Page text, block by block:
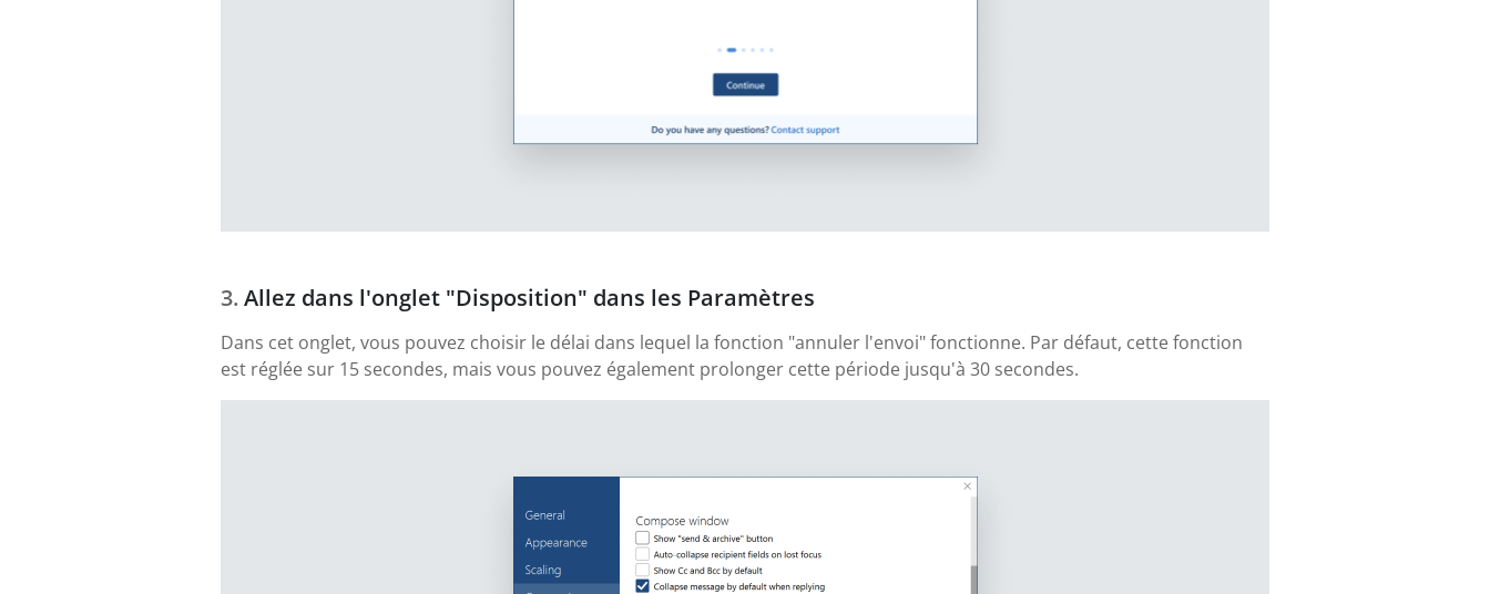
Allez dans l'onglet "Disposition" dans les Paramètres
Dans cet onglet, vous pouvez choisir le délai dans lequel la fonction "annuler l'envoi" fonctionne. Par défaut, cette fonction
est réglée sur 15 secondes, mais vous pouvez également prolonger cette période jusqu'à 30 secondes.